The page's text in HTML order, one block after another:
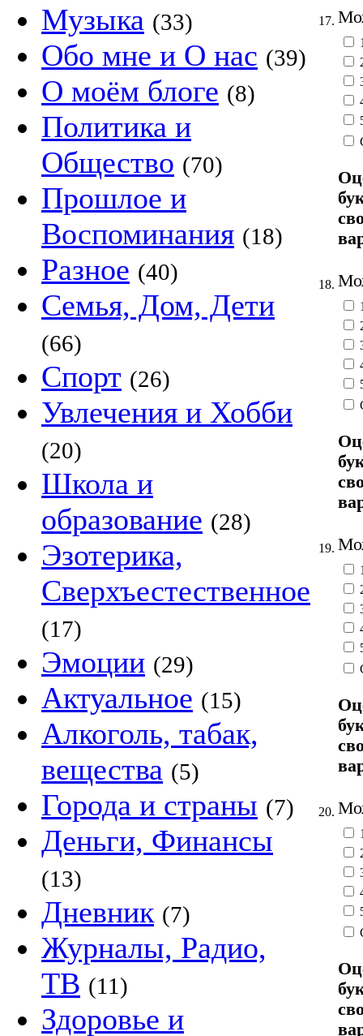
Музыка (33)
Обо мне и О нас (39)
О моём блоге (8)
Политика и
Общество (70)
Прошлое и
Воспоминания (18)
Разное (40)
Семья, Дом, Дети
(66)
Спорт (26)
Увлечения и Хобби
(20)
Школа и
образование (28)
Эзотерика,
Сверхъестественное
(17)
Эмоции (29)
Актуальное (15)
Алкоголь, табак,
вещества (5)
Города и страны (7)
Деньги, Финансы
(13)
Дневник (7)
Журналы, Радио,
ТВ (11)
Здоровье и
17.
18.
19.
20.